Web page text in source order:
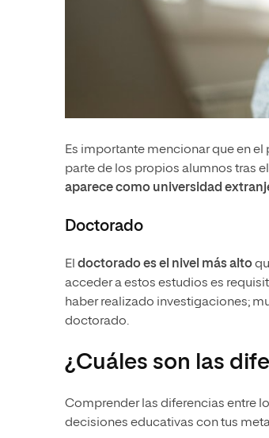
Es importante mencionar que en el
parte de los propios alumnos tras
aparece como universidad
Doctorado
El doctorado es el nivel más alto
acceder a estos estudios es
haber realizado investigaciones;
doctorado.
¿Cuáles son las
Comprender las diferencias entre
decisiones educativas con tus